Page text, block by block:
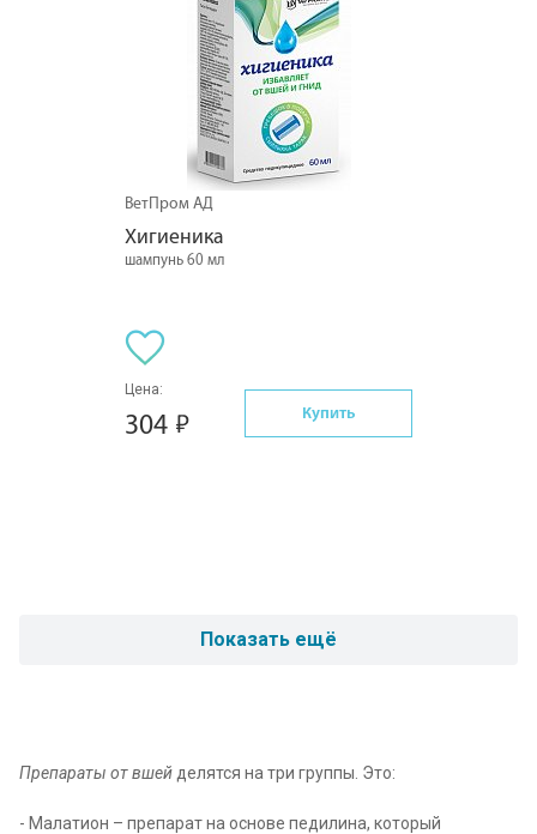
ВетПром АД
Хигиеника
шампунь 60 мл
Цена:
304 Купить
Показать ещё
Препараты от вшей делятся на три группы. Это:
- Малатион – препарат на основе педилина, который